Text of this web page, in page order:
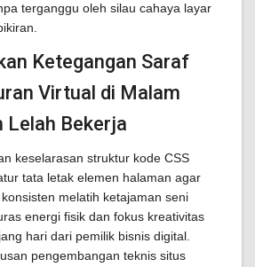
terganggu oleh silau cahaya layar
Ketegangan Saraf
Virtual di Malam
Lelah Bekerja
keselarasan struktur kode CSS
tata letak elemen halaman agar
melatih ketajaman seni
energi fisik dan fokus kreativitas
hari dari pemilik bisnis digital.
pengembangan teknis situs